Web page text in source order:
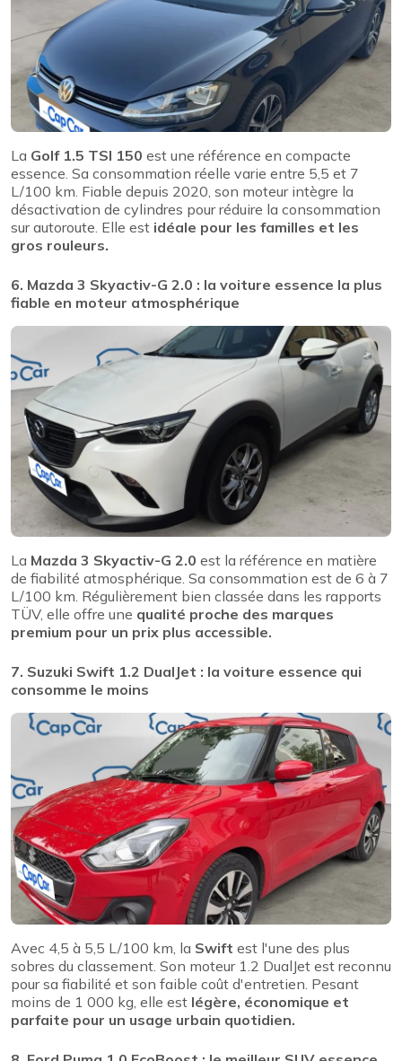
La Golf 1.5 TSI 150 est une référence en compacte
essence. Sa consommation réelle varie entre 5,5 et 7
L/100 km. Fiable depuis 2020, son moteur intègre la
désactivation de cylindres pour réduire la consommation
sur autoroute. Elle est idéale pour les familles et les
gros rouleurs.
6. Mazda 3 Skyactiv-G 2.0 : la voiture essence la plus
fiable en moteur atmosphérique
La Mazda 3 Skyactiv-G 2.0 est la référence en matière
de fiabilité atmosphérique. Sa consommation est de 6 à 7
L/100 km. Régulièrement bien classée dans les rapports
TÜV, elle offre une qualité proche des marques
premium pour un prix plus accessible.
7. Suzuki Swift 1.2 DualJet : la voiture essence qui
consomme le moins
Avec 4,5 à 5,5 L/100 km, la Swift est l'une des plus
sobres du classement. Son moteur 1.2 DualJet est reconnu
pour sa fiabilité et son faible coût d'entretien. Pesant
moins de 1 000 kg, elle est légère, économique et
parfaite pour un usage urbain quotidien.